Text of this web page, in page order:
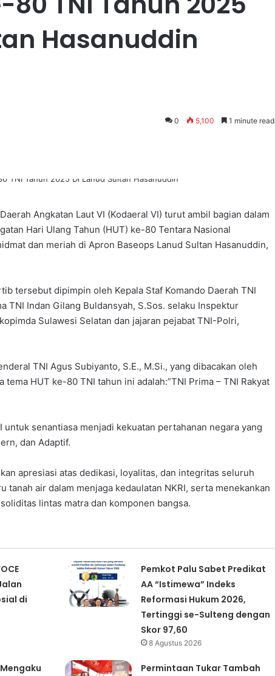
Hasanuddin
0 5,100 1 minute read
Angkatan Laut VI (Kodaeral VI) turut ambil bagian dalam
Hari Ulang Tahun (HUT) ke-80 Tentara Nasional
dan meriah di Apron Baseops Lanud Sultan Hasanuddin,
tersebut dipimpin oleh Kepala Staf Komando Daerah TNI
TNI Indan Gilang Buldansyah, S.Sos. selaku Inspektur
Sulawesi Selatan dan jajaran pejabat TNI-Polri,
TNI Agus Subiyanto, S.E., M.Si., yang dibacakan oleh
HUT ke-80 TNI tahun ini adalah:”TNI Prima – TNI Rakyat
senantiasa menjadi kekuatan pertahanan negara yang
dan Adaptif.
apresiasi atas dedikasi, loyalitas, dan integritas seluruh
tanah air dalam menjaga kedaulatan NKRI, serta menekankan
lintas matra dan komponen bangsa.
di
Pemkot Palu Sabet Predikat
AA “Istimewa” Indeks
Reformasi Hukum 2026,
Tertinggi se-Sulteng dengan
Skor 97,60
8 Agustus 2026
Permintaan Tukar Tambah